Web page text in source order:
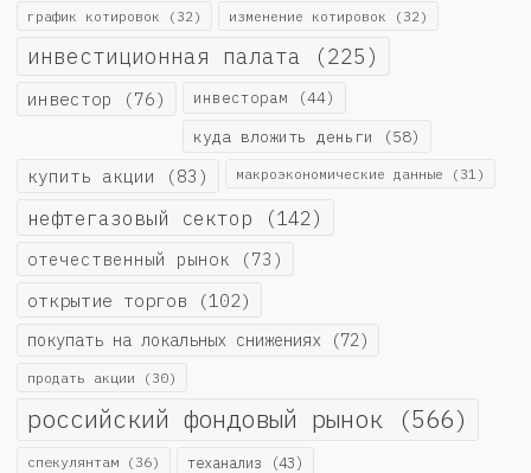
график котировок (32) изменение котировок (32)
инвестиционная палата (225)
инвестор (76) инвесторам (44)
куда вложить деньги (58)
купить акции (83) макроэкономические данные (31)
нефтегазовый сектор (142)
отечественный рынок (73)
открытие торгов (102)
покупать на локальных снижениях (72)
продать акции (30)
российский фондовый рынок (566)
спекулянтам (36) теханализ (43)